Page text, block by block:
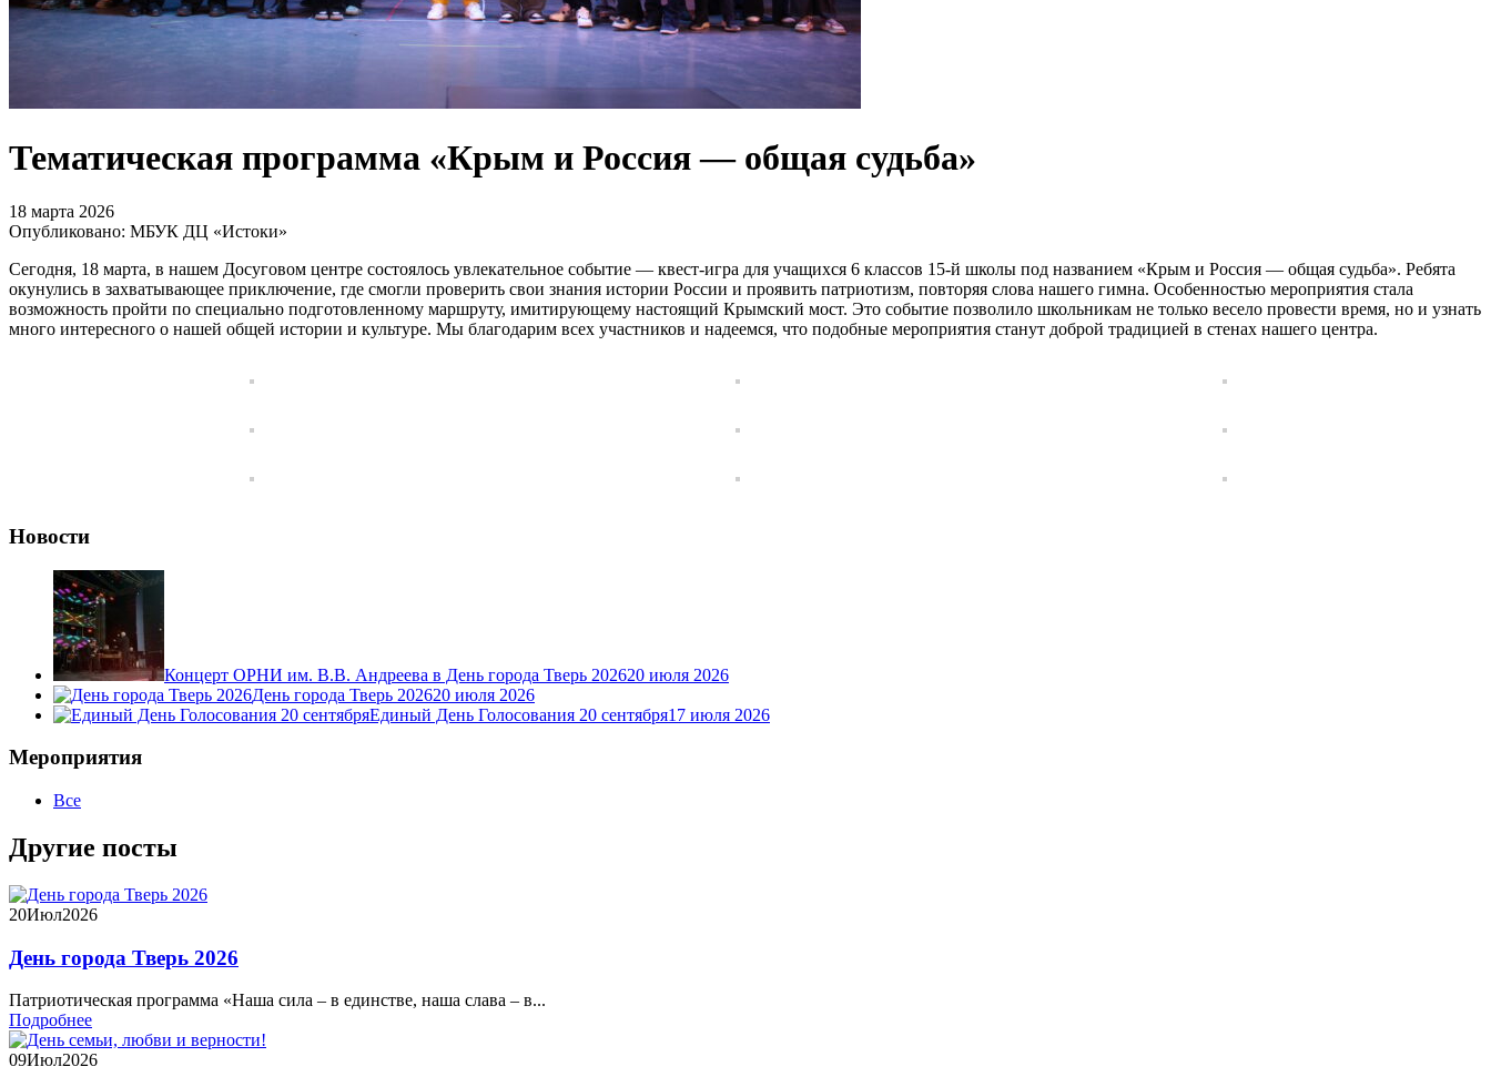
Тематическая программа «Крым и Россия — общая судьба»
18 марта 2026
Опубликовано: МБУК ДЦ «Истоки»
Сегодня, 18 марта, в нашем Досуговом центре состоялось увлекательное событие — квест-игра для учащихся 6 классов 15-й школы под названием «Крым и Россия — общая судьба». Ребята
окунулись в захватывающее приключение, где смогли проверить свои знания истории России и проявить патриотизм, повторяя слова нашего гимна. Особенностью мероприятия стала
возможность пройти по специально подготовленному маршруту, имитирующему настоящий Крымский мост. Это событие позволило школьникам не только весело провести время, но и узнать
много интересного о нашей общей истории и культуре. Мы благодарим всех участников и надеемся, что подобные мероприятия станут доброй традицией в стенах нашего центра.
Новости
Концерт ОРНИ им. В.В. Андреева в День города Тверь 202620 июля 2026
День города Тверь 202620 июля 2026
Единый День Голосования 20 сентября17 июля 2026
Мероприятия
Все
Другие посты
20Июл2026
День города Тверь 2026
Патриотическая программа «Наша сила – в единстве, наша слава – в...
Подробнее
09Июл2026